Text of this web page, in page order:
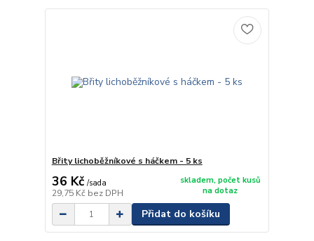
Břity lichoběžníkové s háčkem - 5 ks
36 Kč /sada
29,75 Kč bez DPH
skladem, počet kusů
na dotaz
Přidat do košíku